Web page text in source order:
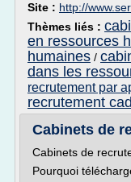
Site : http://
Thèmes liés :
en ressources
humaines /
dans les
recrutement par
recrutement
Cabinets de
Cabinets de
Pourquoi